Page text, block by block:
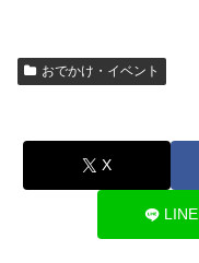
おでかけ・イベント
X
LINE